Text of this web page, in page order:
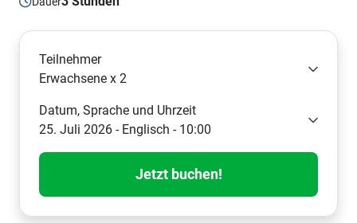
Teilnehmer
Erwachsene x 2
Datum, Sprache und Uhrzeit
25. Juli 2026 - Englisch - 10:00
Jetzt buchen!